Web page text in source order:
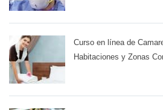
Curso en línea de
Habitaciones y Zonas